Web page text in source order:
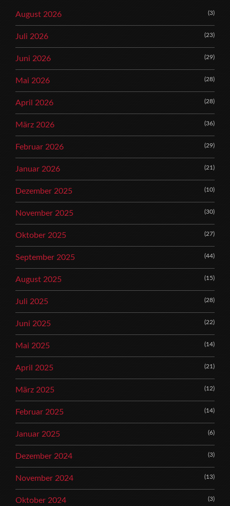
August 2026 (3)
Juli 2026 (23)
Juni 2026 (29)
Mai 2026 (28)
April 2026 (28)
März 2026 (36)
Februar 2026 (29)
Januar 2026 (21)
Dezember 2025 (10)
November 2025 (30)
Oktober 2025 (27)
September 2025 (44)
August 2025 (15)
Juli 2025 (28)
Juni 2025 (22)
Mai 2025 (14)
April 2025 (21)
März 2025 (12)
Februar 2025 (14)
Januar 2025 (6)
Dezember 2024 (3)
November 2024 (13)
Oktober 2024 (3)